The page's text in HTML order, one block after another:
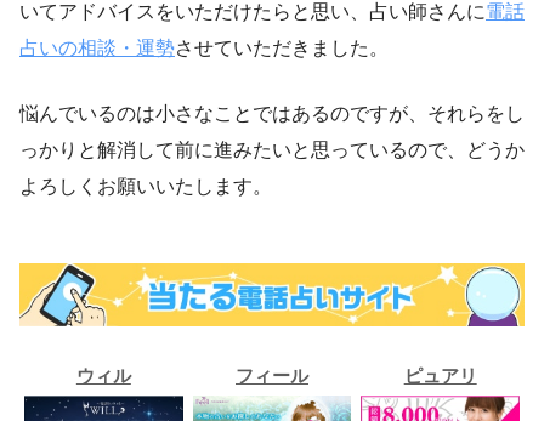
いてアドバイスをいただけたらと思い、占い師さんに電話
占いの相談・運勢させていただきました。
悩んでいるのは小さなことではあるのですが、それらをし
っかりと解消して前に進みたいと思っているので、どうか
よろしくお願いいたします。
ウィル フィール ピュアリ